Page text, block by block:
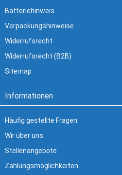
Batteriehinweis
Verpackungshinweise
Widerrufsrecht
Widerrufsrecht (B2B)
Sitemap
Informationen
Häufig gestellte Fragen
Wir über uns
Stellenangebote
Zahlungsmöglichkeiten